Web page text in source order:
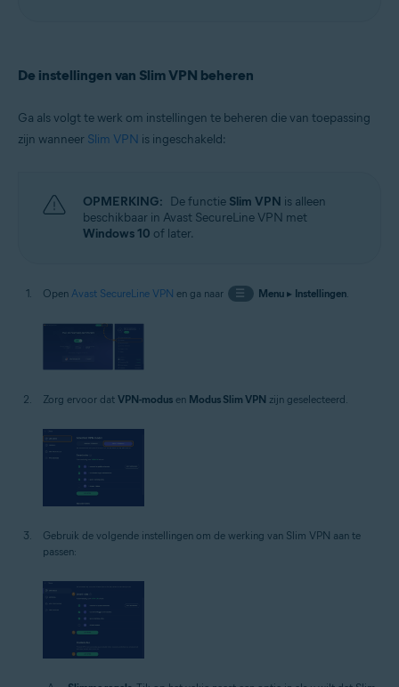
De instellingen van Slim VPN beheren
Ga als volgt te werk om instellingen te beheren die van toepassing
zijn wanneer Slim VPN is ingeschakeld:
OPMERKING: De functie Slim VPN is alleen
beschikbaar in Avast SecureLine VPN met
Windows 10 of later.
Open Avast SecureLine VPN en ga naar ☰ Menu▸ Instellingen.
Zorg ervoor dat VPN-modus en Modus Slim VPN zijn geselecteerd.
Gebruik de volgende instellingen om de werking van Slim VPN aan te
passen: